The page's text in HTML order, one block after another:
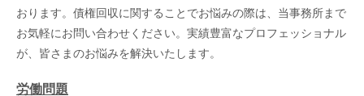
おります。債権回収に関することでお悩みの際は、当事務所まで
お気軽にお問い合わせください。実績豊富なプロフェッショナル
が、皆さまのお悩みを解決いたします。
労働問題